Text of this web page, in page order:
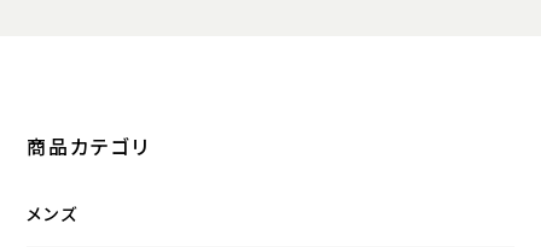
商品カテゴリ
メンズ